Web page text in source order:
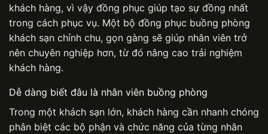
khách hàng, vì vậy đồng phục giúp tạo sự đồng nhất
trong cách phục vụ. Một bộ đồng phục buồng phòng
khách sạn chỉnh chu, gọn gàng sẽ giúp nhân viên trở
nên chuyên nghiệp hơn, từ đó nâng cao trải nghiệm
khách hàng.
Dễ dàng biết đâu là nhân viên buồng phòng
Trong một khách sạn lớn, khách hàng cần nhanh chóng
phân biệt các bộ phận và chức năng của từng nhân